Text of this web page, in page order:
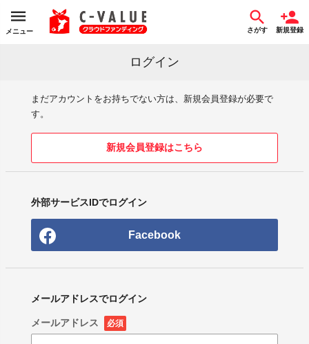
メニュー さがす 新規登録
ログイン
まだアカウントをお持ちでない方は、新規会員登録が必要で
す。
新規会員登録はこちら
外部サービスIDでログイン
Facebook
メールアドレスでログイン
メールアドレス 必須